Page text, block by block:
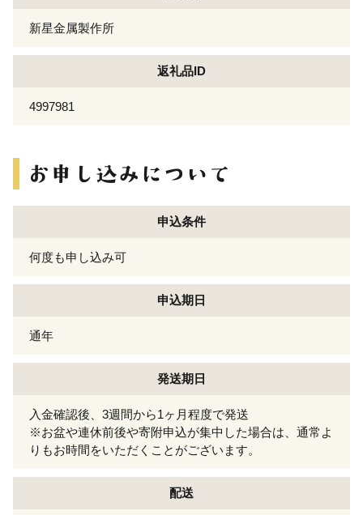
新星金属製作所
返礼品ID
4997981
申込条件
何度も申し込み可
申込期日
通年
発送期日
入金確認後、3週間から1ヶ月程度で発送
※お盆や連休前後や寄附申込が集中した場合は、通常よ
りもお時間をいただくことがございます。
配送